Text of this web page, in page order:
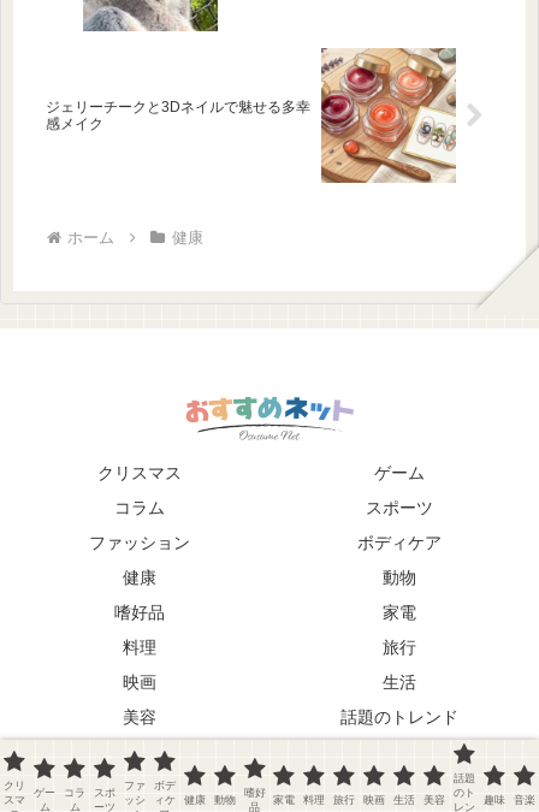
ジェリーチークと3Dネイルで魅せる多幸
感メイク
ホーム 健康
クリスマス
ゲーム
コラム
スポーツ
ファッション
ボディケア
健康
動物
嗜好品
家電
料理
旅行
映画
生活
美容
話題のトレンド
趣味
Copyright © 2026 おすすめネット
クリ
スマ
ゲー
ム
コラ
ム
スポ
ーツ
ファ
ッシ
ボデ
ィケ
健康 動物
嗜好
品
家電 料理 旅行 映画 生活 美容
話題
のト
レン
趣味 音楽